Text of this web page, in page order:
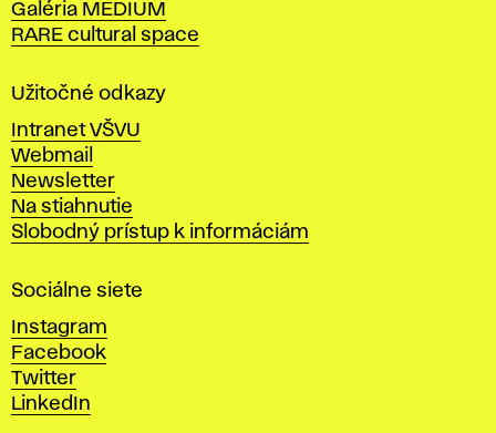
k
o
a
ý
t
v
a
r
ý
c
h
u
m
e
Galéria MEDIUM
RARE cultural space
Užitočné odkazy
Intranet VŠVU
Webmail
Newsletter
Na stiahnutie
Slobodný prístup k informáciám
Sociálne siete
Instagram
Facebook
Twitter
LinkedIn